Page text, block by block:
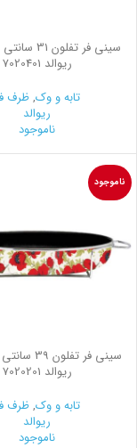
سینی فر
ریوالد 7020401
تابه و وک,ظرف
ریوالد
ناموجود
ناموجود
سینی فر
ریوالد 7020201
تابه و وک,ظرف
ریوالد
ناموجود